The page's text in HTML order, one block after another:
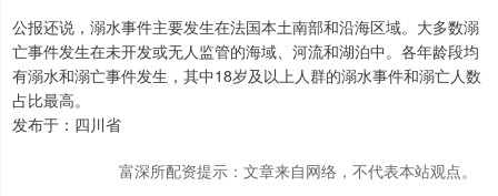
公报还说，溺水事件主要发生在法国本土南部和沿海区域。大多数溺
亡事件发生在未开发或无人监管的海域、河流和湖泊中。各年龄段均
有溺水和溺亡事件发生，其中18岁及以上人群的溺水事件和溺亡人数
占比最高。
发布于：四川省
富深所配资提示：文章来自网络，不代表本站观点。